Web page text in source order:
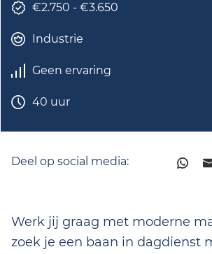
€2.750 - €3.650
Industrie
Geen ervaring
40 uur
Deel op social media:
Werk jij graag met moderne
zoek je een baan in dagdienst